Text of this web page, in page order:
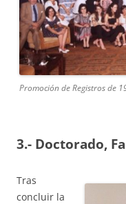
Promoción de Registros de
3.- Doctorado,
Tras
concluir la